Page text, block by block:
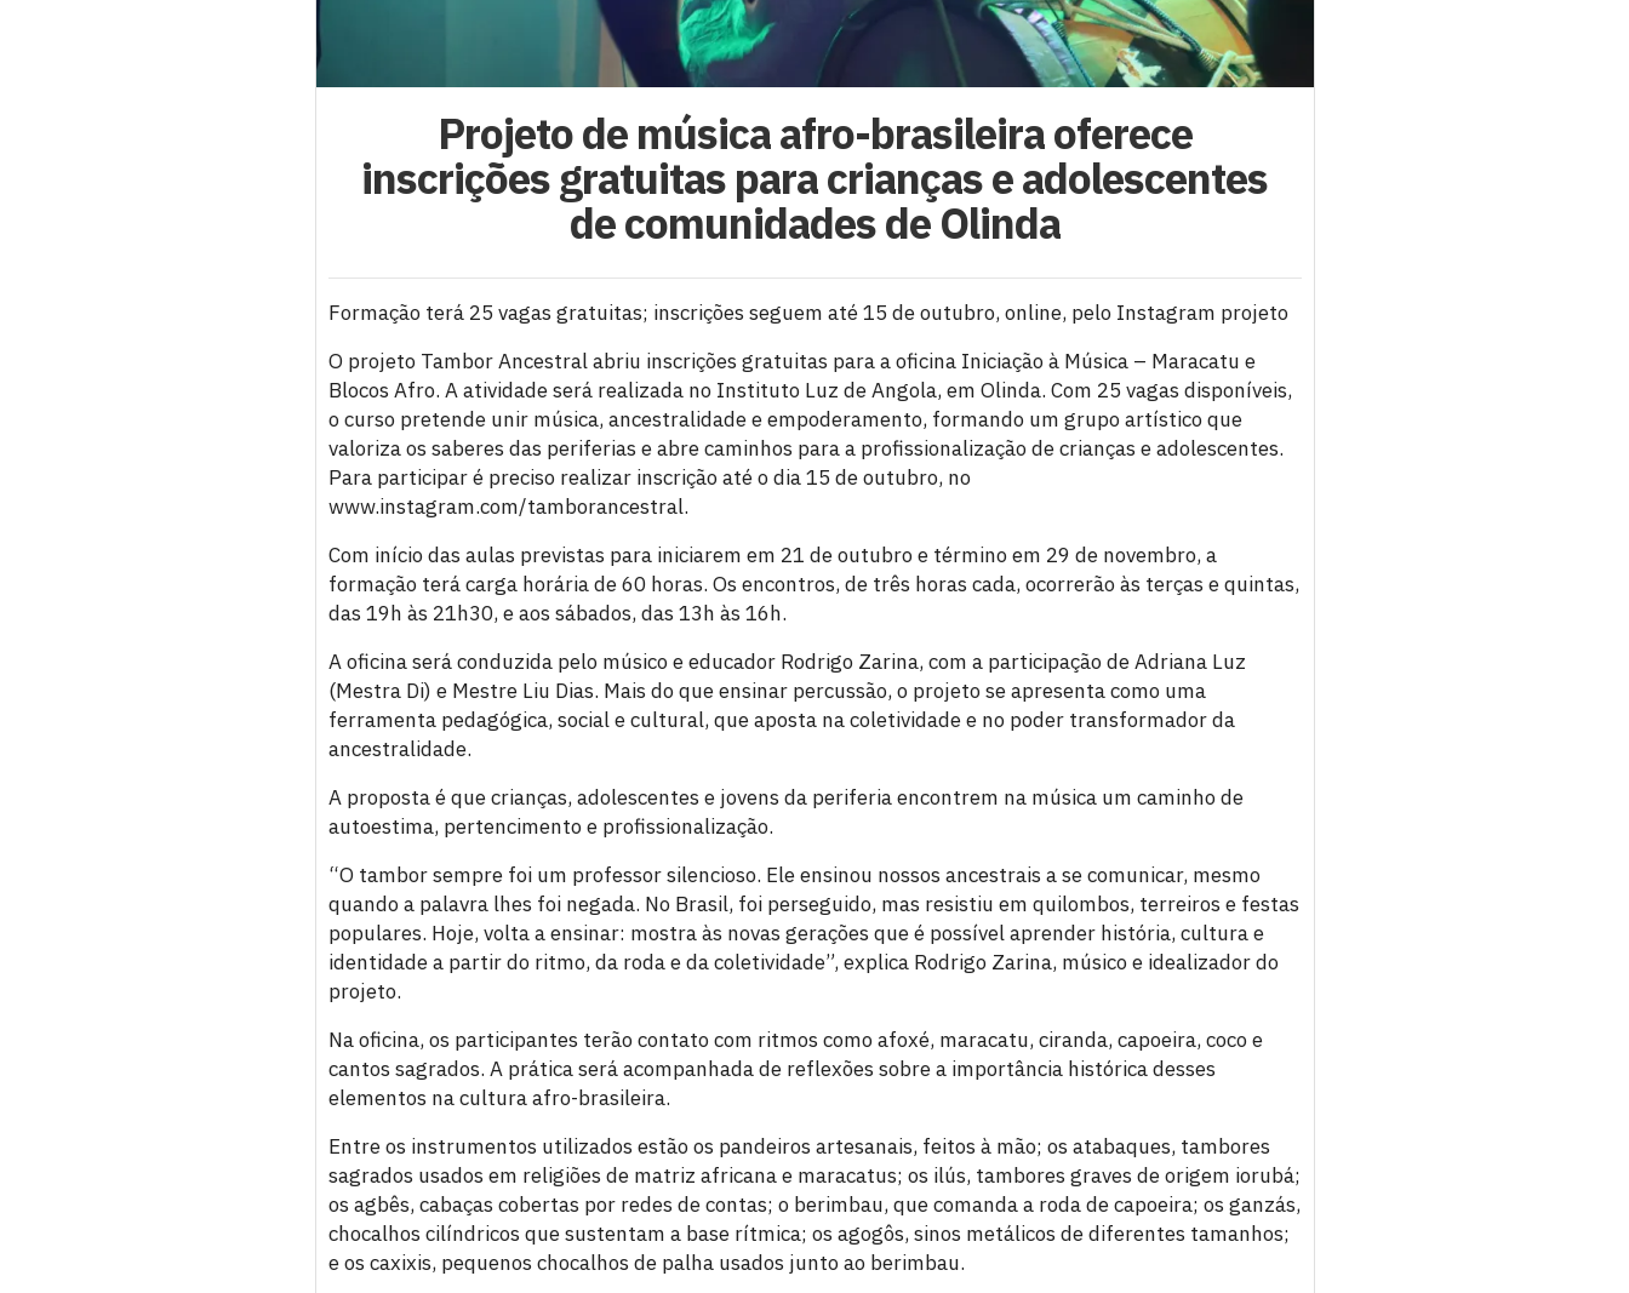
Projeto de música afro-brasileira oferece
inscrições gratuitas para crianças e adolescentes
de comunidades de Olinda
Formação terá 25 vagas gratuitas; inscrições seguem até 15 de outubro, online, pelo Instagram projeto
O projeto Tambor Ancestral abriu inscrições gratuitas para a oficina Iniciação à Música – Maracatu e
Blocos Afro. A atividade será realizada no Instituto Luz de Angola, em Olinda. Com 25 vagas disponíveis,
o curso pretende unir música, ancestralidade e empoderamento, formando um grupo artístico que
valoriza os saberes das periferias e abre caminhos para a profissionalização de crianças e adolescentes.
Para participar é preciso realizar inscrição até o dia 15 de outubro, no
www.instagram.com/tamborancestral.
Com início das aulas previstas para iniciarem em 21 de outubro e término em 29 de novembro, a
formação terá carga horária de 60 horas. Os encontros, de três horas cada, ocorrerão às terças e quintas,
das 19h às 21h30, e aos sábados, das 13h às 16h.
A oficina será conduzida pelo músico e educador Rodrigo Zarina, com a participação de Adriana Luz
(Mestra Di) e Mestre Liu Dias. Mais do que ensinar percussão, o projeto se apresenta como uma
ferramenta pedagógica, social e cultural, que aposta na coletividade e no poder transformador da
ancestralidade.
A proposta é que crianças, adolescentes e jovens da periferia encontrem na música um caminho de
autoestima, pertencimento e profissionalização.
“O tambor sempre foi um professor silencioso. Ele ensinou nossos ancestrais a se comunicar, mesmo
quando a palavra lhes foi negada. No Brasil, foi perseguido, mas resistiu em quilombos, terreiros e festas
populares. Hoje, volta a ensinar: mostra às novas gerações que é possível aprender história, cultura e
identidade a partir do ritmo, da roda e da coletividade”, explica Rodrigo Zarina, músico e idealizador do
projeto.
Na oficina, os participantes terão contato com ritmos como afoxé, maracatu, ciranda, capoeira, coco e
cantos sagrados. A prática será acompanhada de reflexões sobre a importância histórica desses
elementos na cultura afro-brasileira.
Entre os instrumentos utilizados estão os pandeiros artesanais, feitos à mão; os atabaques, tambores
sagrados usados em religiões de matriz africana e maracatus; os ilús, tambores graves de origem iorubá;
os agbês, cabaças cobertas por redes de contas; o berimbau, que comanda a roda de capoeira; os ganzás,
chocalhos cilíndricos que sustentam a base rítmica; os agogôs, sinos metálicos de diferentes tamanhos;
e os caxixis, pequenos chocalhos de palha usados junto ao berimbau.